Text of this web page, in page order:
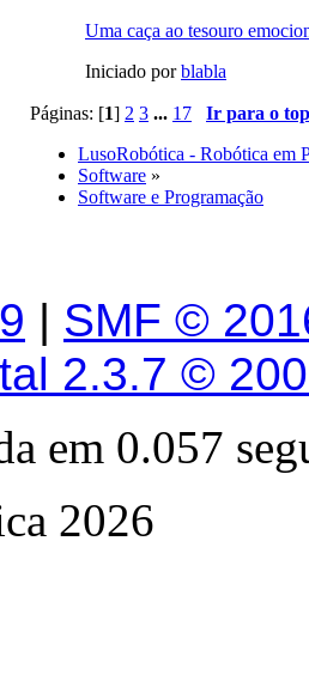
Uma caça ao tesouro
Iniciado porblabla
Páginas: [1] 2 3 ... 17
Ir para o
LusoRobótica - Robótica em
Software »
Software e Programação
| SMF ©
2.3.7 ©
em 0.057
2026